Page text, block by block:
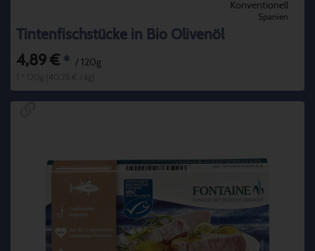
Konventionell
Spanien
Tintenfischstücke in Bio Olivenöl
4,89 € * / 120g